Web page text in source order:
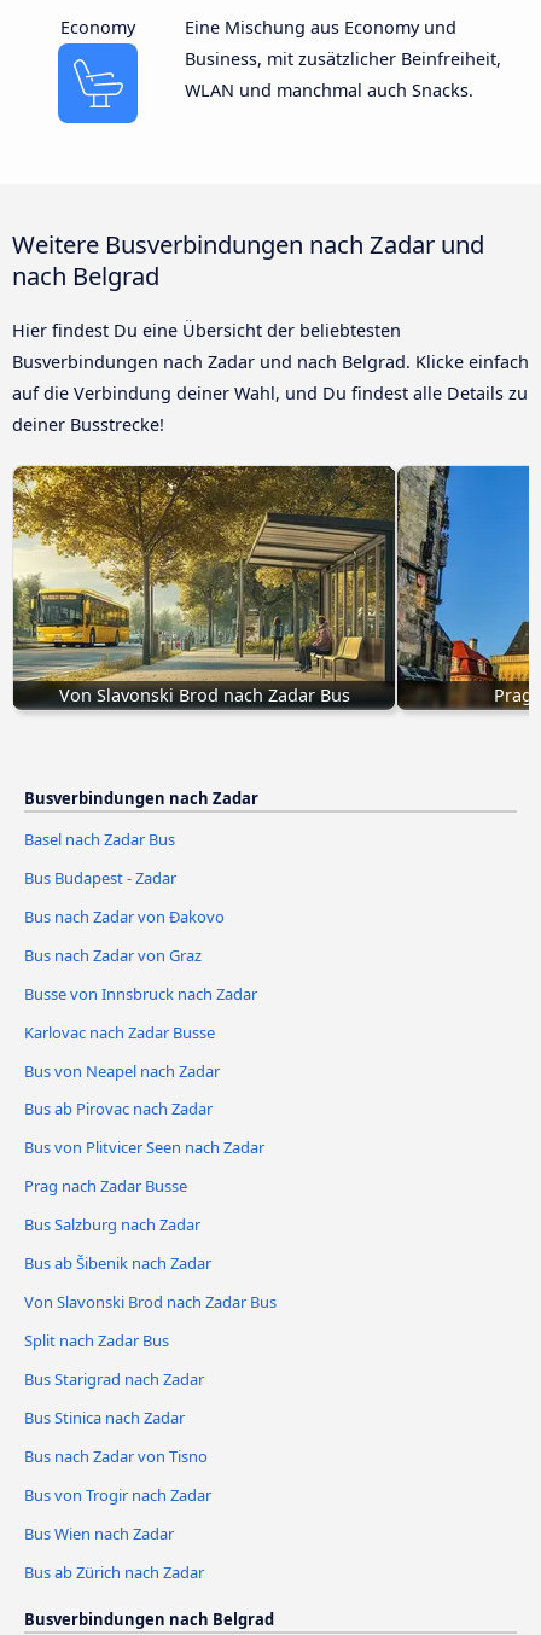
Economy
Eine Mischung aus Economy und
Business, mit zusätzlicher Beinfreiheit,
WLAN und manchmal auch Snacks.
Weitere Busverbindungen nach Zadar und
nach Belgrad
Hier findest Du eine Übersicht der beliebtesten
Busverbindungen nach Zadar und nach Belgrad. Klicke einfach
auf die Verbindung deiner Wahl, und Du findest alle Details zu
deiner Busstrecke!
Von Slavonski Brod nach Zadar Bus Prag
Busverbindungen nach Zadar
Basel nach Zadar Bus
Bus Budapest - Zadar
Bus nach Zadar von Đakovo
Bus nach Zadar von Graz
Busse von Innsbruck nach Zadar
Karlovac nach Zadar Busse
Bus von Neapel nach Zadar
Bus ab Pirovac nach Zadar
Bus von Plitvicer Seen nach Zadar
Prag nach Zadar Busse
Bus Salzburg nach Zadar
Bus ab Šibenik nach Zadar
Von Slavonski Brod nach Zadar Bus
Split nach Zadar Bus
Bus Starigrad nach Zadar
Bus Stinica nach Zadar
Bus nach Zadar von Tisno
Bus von Trogir nach Zadar
Bus Wien nach Zadar
Bus ab Zürich nach Zadar
Busverbindungen nach Belgrad